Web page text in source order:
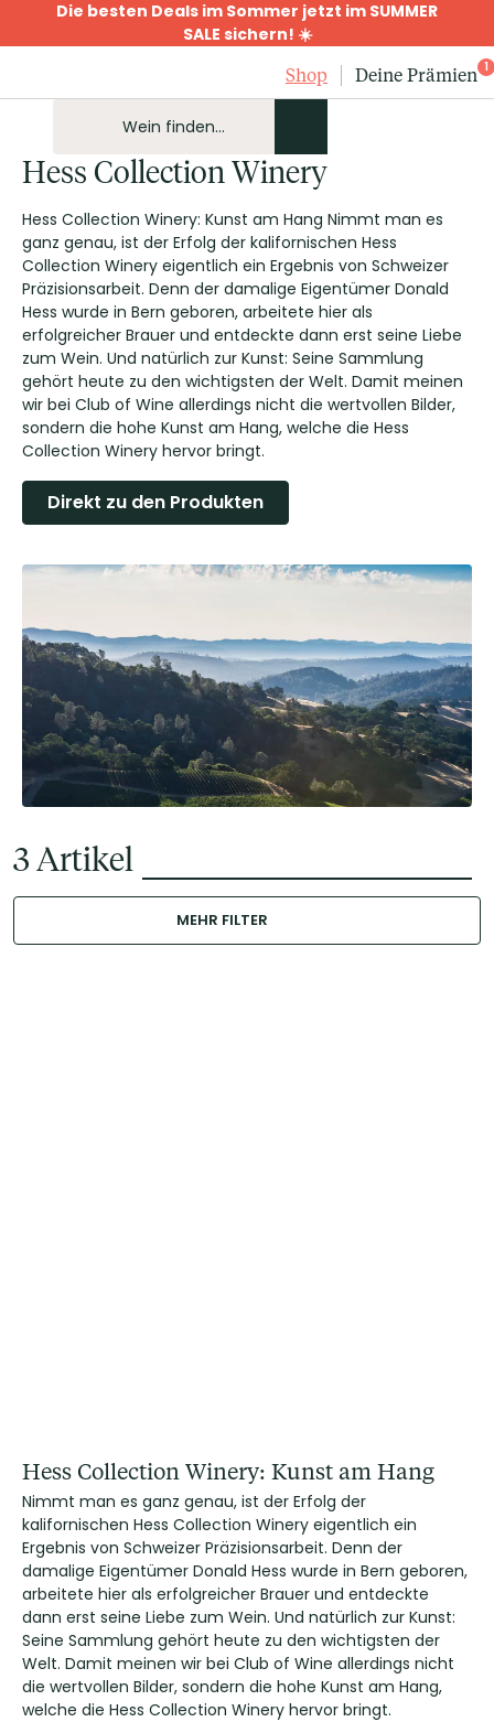
Die besten Deals im Sommer jetzt im SUMMER
SALE sichern! ☀️
Shop
Deine Prämien 1
Hess Collection Winery
Hess Collection Winery: Kunst am Hang Nimmt man es
ganz genau, ist der Erfolg der kalifornischen Hess
Collection Winery eigentlich ein Ergebnis von Schweizer
Präzisionsarbeit. Denn der damalige Eigentümer Donald
Hess wurde in Bern geboren, arbeitete hier als
erfolgreicher Brauer und entdeckte dann erst seine Liebe
zum Wein. Und natürlich zur Kunst: Seine Sammlung
gehört heute zu den wichtigsten der Welt. Damit meinen
wir bei Club of Wine allerdings nicht die wertvollen Bilder,
sondern die hohe Kunst am Hang, welche die Hess
Collection Winery hervor bringt.
Direkt zu den Produkten
3 Artikel
MEHR FILTER
Hess Collection Winery: Kunst am Hang
Nimmt man es ganz genau, ist der Erfolg der
kalifornischen Hess Collection Winery eigentlich ein
Ergebnis von Schweizer Präzisionsarbeit. Denn der
damalige Eigentümer Donald Hess wurde in Bern geboren,
arbeitete hier als erfolgreicher Brauer und entdeckte
dann erst seine Liebe zum Wein. Und natürlich zur Kunst:
Seine Sammlung gehört heute zu den wichtigsten der
Welt. Damit meinen wir bei Club of Wine allerdings nicht
die wertvollen Bilder, sondern die hohe Kunst am Hang,
welche die Hess Collection Winery hervor bringt.